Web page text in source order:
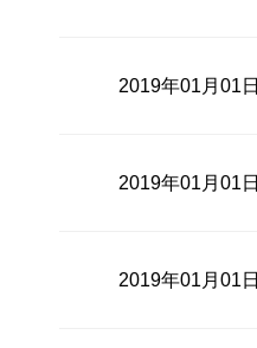
2019年01月01日
2019年01月01日
2019年01月01日